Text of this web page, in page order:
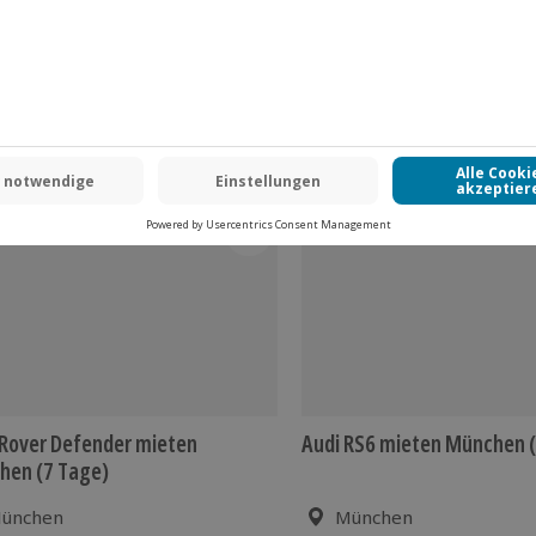
Reisepass
Defender mieten
(7 Tage)
Audi RS6 mieten München
München